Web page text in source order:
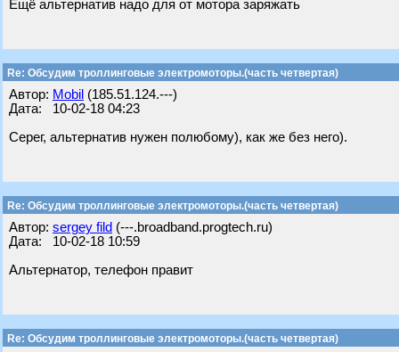
Ещё альтернатив надо для от мотора заряжать
Re: Обсудим троллинговые электромоторы.(часть четвертая)
Автор: Mobil (185.51.124.---)
Дата: 10-02-18 04:23
Серег, альтернатив нужен полюбому), как же без него).
Re: Обсудим троллинговые электромоторы.(часть четвертая)
Автор: sergey fild (---.broadband.progtech.ru)
Дата: 10-02-18 10:59
Альтернатор, телефон правит
Re: Обсудим троллинговые электромоторы.(часть четвертая)